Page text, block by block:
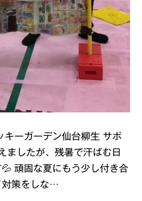
キーガーデン仙台柳生 サポ
ましたが、残暑で汗ばむ日
頑固な夏にもう少し付き合
対策をしな…